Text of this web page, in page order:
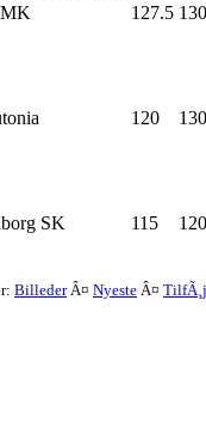
127.5 130
120 130
SK 115 120
BillederÂ¤ Nyeste Â¤ TilfÃ¸j